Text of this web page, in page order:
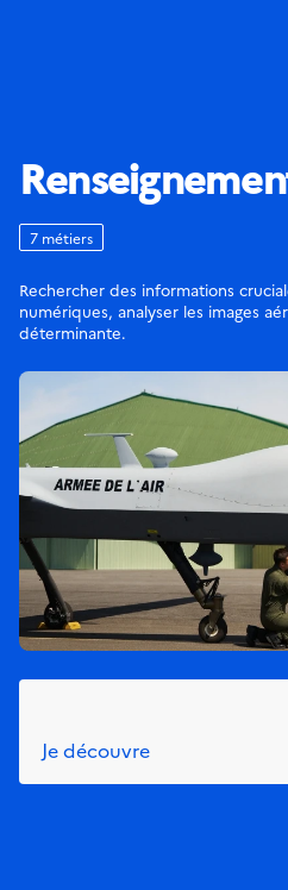
7 métiers
Rechercher des informations
numériques, analyser les images
déterminante.
Je découvre